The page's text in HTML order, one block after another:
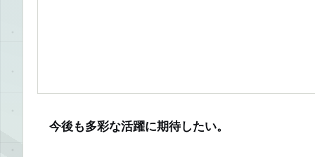
今後も多彩な活躍に期待したい。